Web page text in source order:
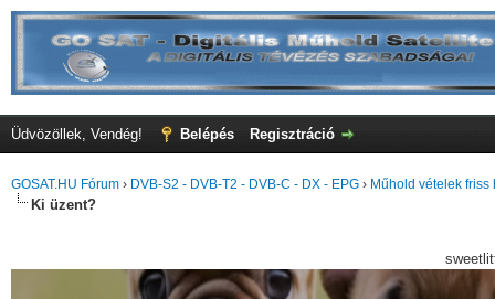
Üdvözöllek, Vendég! Belépés Regisztráció
GOSAT.HU Fórum › DVB-S2 - DVB-T2 - DVB-C - DX - EPG › Műhold vételek friss
Ki üzent?